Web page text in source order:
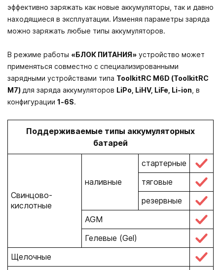
эффективно заряжать как новые аккумуляторы, так и давно
находящиеся в эксплуатации. Изменяя параметры заряда
можно заряжать любые типы аккумуляторов.
В режиме работы «БЛОК ПИТАНИЯ» устройство может
применяться совместно с специализированными
зарядными устройствами типа ToolkitRC M6D (ToolkitRC
M7) для заряда аккумуляторов LiPo, LiHV, LiFe, Li-ion , в
конфигурации 1-6S.
Поддерживаемые типы аккумуляторных
батарей
Свинцово-
кислотные
наливные
стартерные
тяговые
резервные
AGM
Гелевые (Gel)
Щелочные